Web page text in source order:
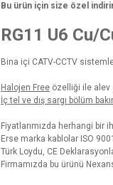
Bu ürün için size özel
RG11 U6 Cu/
Bina içi CATV-CCTV
Halojen Free özelliği ile alev
İç tel ve dış sargı bölüm
Fiyatlarımızda herhangi bir
Erse marka kablolar ISO
Türk Loydu, CE
Firmamızda bu ürünü